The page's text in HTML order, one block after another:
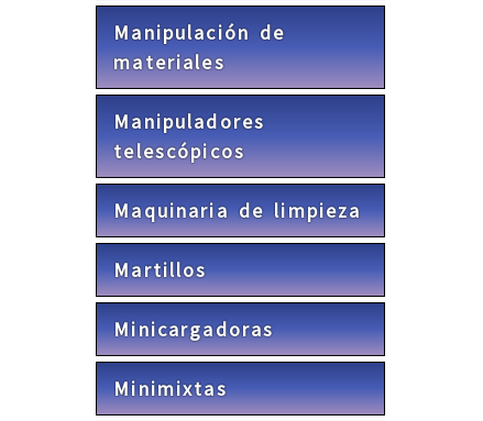
Manipulación de
materiales
Manipuladores
telescópicos
Maquinaria de limpieza
Martillos
Minicargadoras
Minimixtas